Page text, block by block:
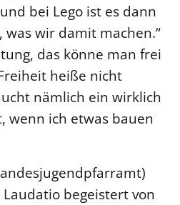
bei Lego ist es dann
was wir damit machen.“
das könne man frei
heiße nicht
nämlich ein wirklich
wenn ich etwas bauen
begeistert von